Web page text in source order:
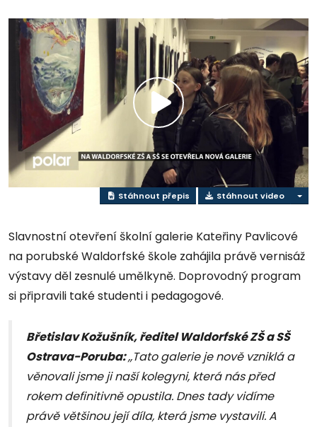
Přehrát
video
Stáhnout přepis Stáhnout video
Slavnostní otevření školní galerie Kateřiny Pavlicové
na porubské Waldorfské škole zahájila právě vernisáž
výstavy děl zesnulé umělkyně. Doprovodný program
si připravili také studenti i pedagogové.
Břetislav Kožušník, ředitel Waldorfské ZŠ a SŠ
Ostrava-Poruba:,,Tato galerie je nově vzniklá a
věnovali jsme ji naší kolegyni, která nás před
rokem definitivně opustila. Dnes tady vidíme
právě většinou její díla, která jsme vystavili. A